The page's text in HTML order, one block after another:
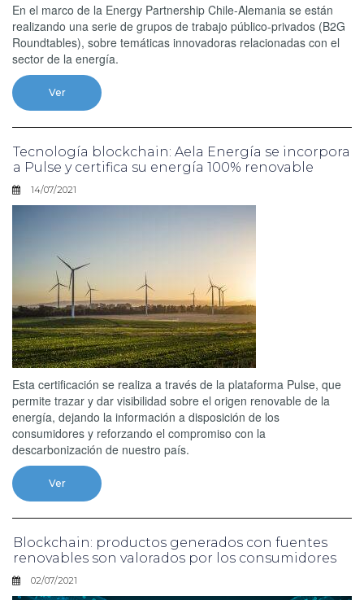
En el marco de la Energy Partnership Chile-Alemania se están
realizando una serie de grupos de trabajo público-privados (B2G
Roundtables), sobre temáticas innovadoras relacionadas con el
sector de la energía.
Ver
Tecnología blockchain: Aela Energía se incorpora
a Pulse y certifica su energía 100% renovable
14/07/2021
Esta certificación se realiza a través de la plataforma Pulse, que
permite trazar y dar visibilidad sobre el origen renovable de la
energía, dejando la información a disposición de los
consumidores y reforzando el compromiso con la
descarbonización de nuestro país.
Ver
Blockchain: productos generados con fuentes
renovables son valorados por los consumidores
02/07/2021